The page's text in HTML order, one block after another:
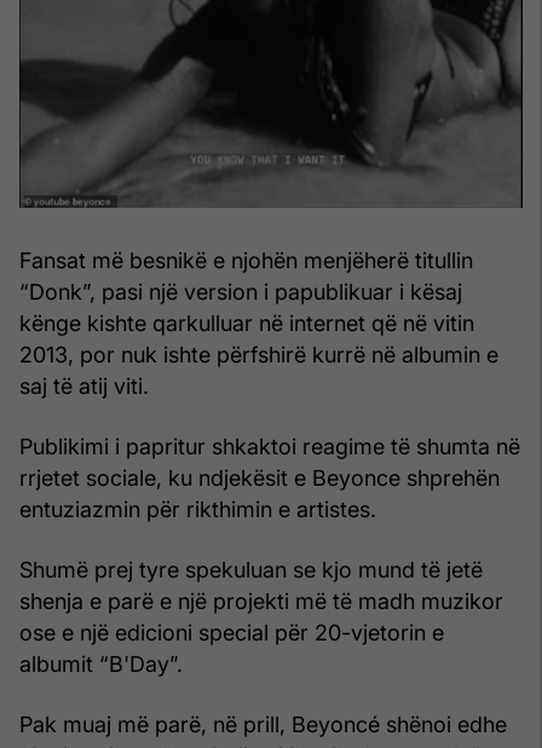
Fansat më besnikë e njohën menjëherë titullin
“Donk”, pasi një version i papublikuar i kësaj
kënge kishte qarkulluar në internet që në vitin
2013, por nuk ishte përfshirë kurrë në albumin e
saj të atij viti.
Publikimi i papritur shkaktoi reagime të shumta në
rrjetet sociale, ku ndjekësit e Beyonce shprehën
entuziazmin për rikthimin e artistes.
Shumë prej tyre spekuluan se kjo mund të jetë
shenja e parë e një projekti më të madh muzikor
ose e një edicioni special për 20-vjetorin e
albumit “B'Day”.
Pak muaj më parë, në prill, Beyoncé shënoi edhe